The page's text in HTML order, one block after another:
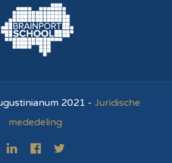
2021 - Juridische
mededeling